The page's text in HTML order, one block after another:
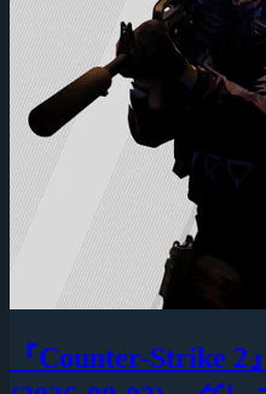
『Counter-Strike 2